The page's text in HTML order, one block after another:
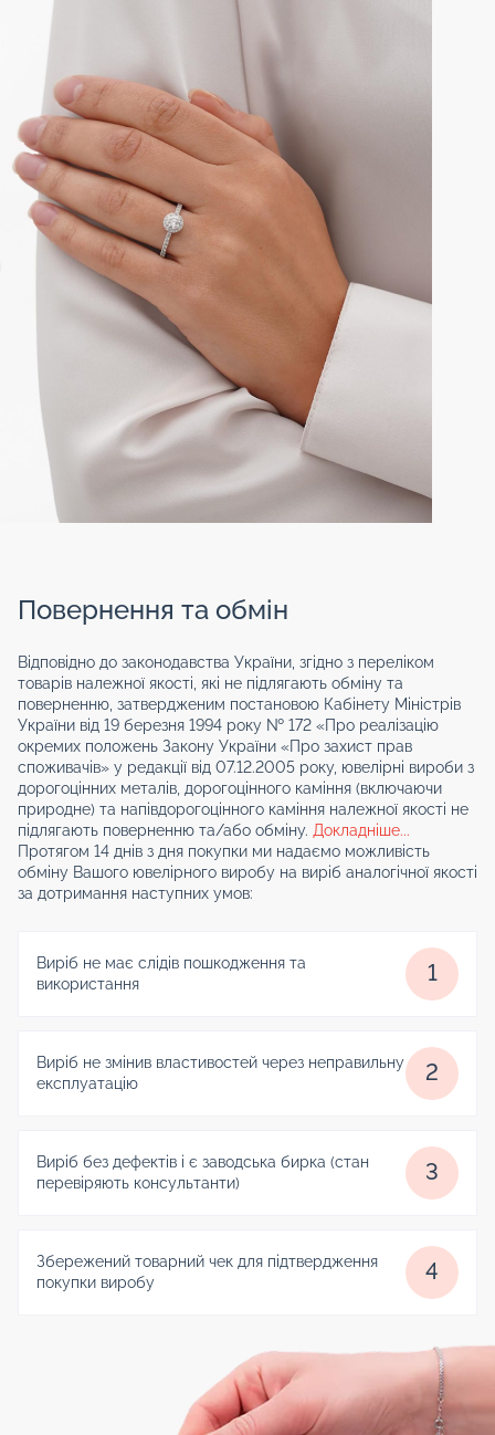
Повернення та обмін
Відповідно до законодавства України, згідно з переліком
товарів належної якості, які не підлягають обміну та
поверненню, затвердженим постановою Кабінету Міністрів
України від 19 березня 1994 року № 172 «Про реалізацію
окремих положень Закону України «Про захист прав
споживачів» у редакції від 07.12.2005 року, ювелірні вироби з
дорогоцінних металів, дорогоцінного каміння (включаючи
природне) та напівдорогоцінного каміння належної якості не
підлягають поверненню та/або обміну. Докладніше...
Протягом 14 днів з дня покупки ми надаємо можливість
обміну Вашого ювелірного виробу на виріб аналогічної якості
за дотримання наступних умов:
Виріб не має слідів пошкодження та
використання
1
Виріб не змінив властивостей через неправильну
експлуатацію
2
Виріб без дефектів і є заводська бирка (стан
перевіряють консультанти)
3
Збережений товарний чек для підтвердження
покупки виробу
4